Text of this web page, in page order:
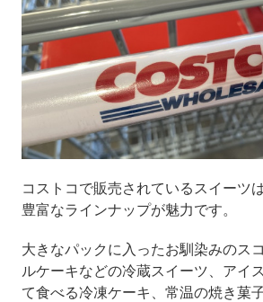
コストコで販売されているスイーツ
豊富なラインナップが魅力です。
大きなパックに入ったお馴染みのス
ルケーキなどの冷蔵スイーツ、アイ
て食べる冷凍ケーキ、常温の焼き菓